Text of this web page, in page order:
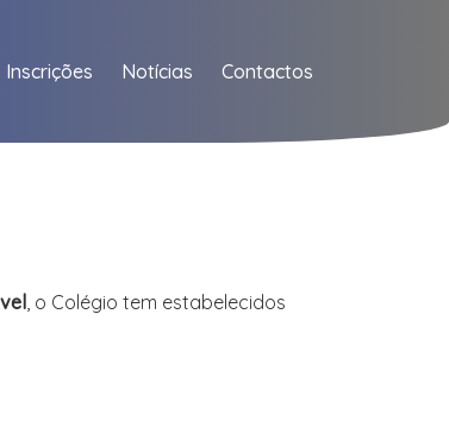
Inscrições Notícias Contactos
, o Colégio tem estabelecidos